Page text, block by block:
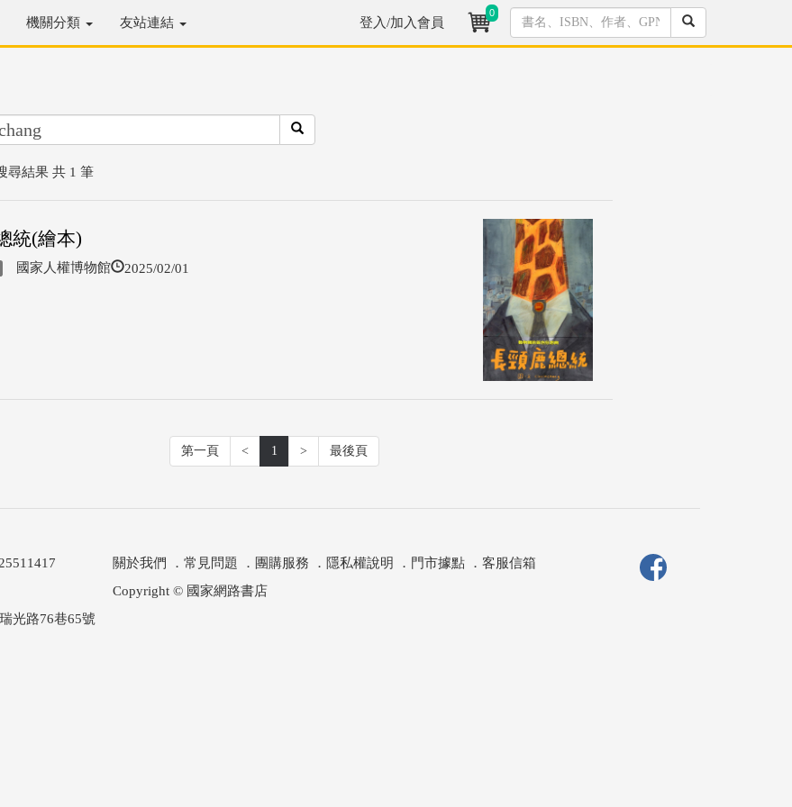
機關分類 友站連結 登入/加入會員
0
尋結果 共 1 筆
統(繪本)
國家人權博物館 2025/02/01
第一頁 < 1 > 最後頁
關於我們 ． 常見問題 ． 團購服務 ． 隱私權說明 ． 門市據點． 客服信箱
Copyright © 國家網路書店
光路76巷65號